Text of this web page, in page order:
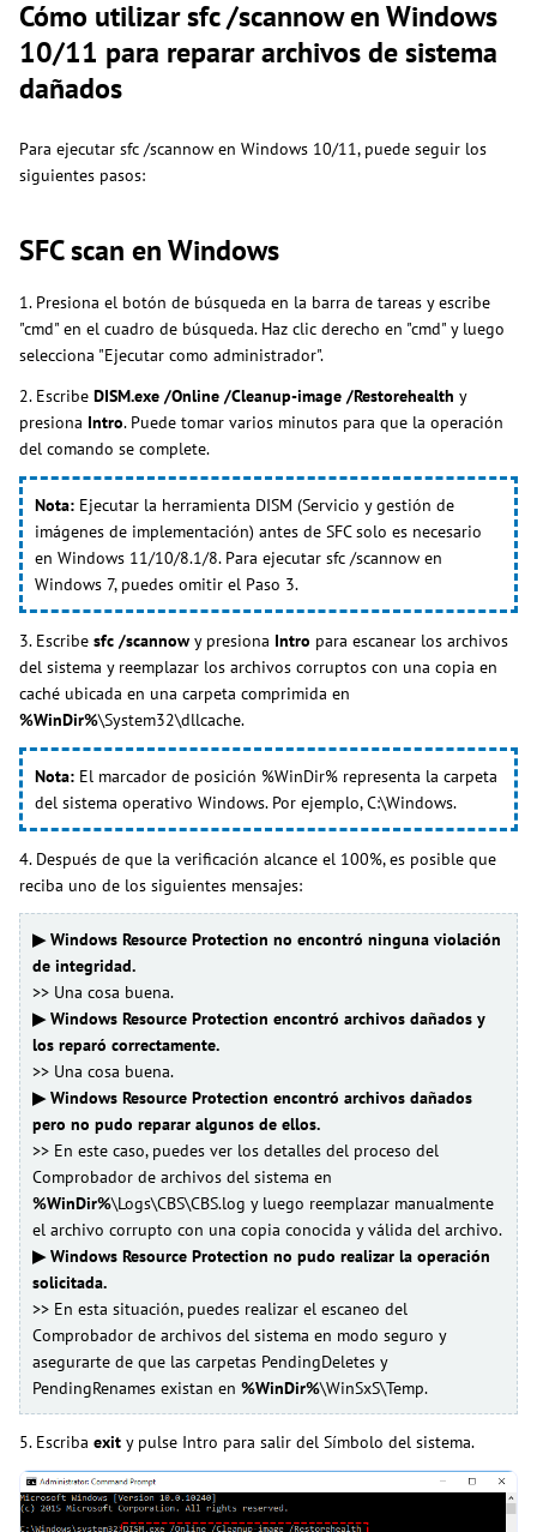
Cómo utilizar sfc /scannow en Windows
10/11 para reparar archivos de sistema
dañados
Para ejecutar sfc /scannow en Windows 10/11, puede seguir los
siguientes pasos:
SFC scan en Windows
1. Presiona el botón de búsqueda en la barra de tareas y escribe
"cmd" en el cuadro de búsqueda. Haz clic derecho en "cmd" y luego
selecciona "Ejecutar como administrador".
2. Escribe DISM.exe /Online /Cleanup-image /Restorehealth y
presiona Intro. Puede tomar varios minutos para que la operación
del comando se complete.
Nota: Ejecutar la herramienta DISM (Servicio y gestión de
imágenes de implementación) antes de SFC solo es necesario
en Windows 11/10/8.1/8. Para ejecutar sfc /scannow en
Windows 7, puedes omitir el Paso 3.
3. Escribe sfc /scannow y presiona Intro para escanear los archivos
del sistema y reemplazar los archivos corruptos con una copia en
caché ubicada en una carpeta comprimida en
%WinDir%\System32\dllcache.
Nota: El marcador de posición %WinDir% representa la carpeta
del sistema operativo Windows. Por ejemplo, C:\Windows.
4. Después de que la verificación alcance el 100%, es posible que
reciba uno de los siguientes mensajes:
▶ Windows Resource Protection no encontró ninguna violación
de integridad.
>> Una cosa buena.
▶ Windows Resource Protection encontró archivos dañados y
los reparó correctamente.
>> Una cosa buena.
▶ Windows Resource Protection encontró archivos dañados
pero no pudo reparar algunos de ellos.
>> En este caso, puedes ver los detalles del proceso del
Comprobador de archivos del sistema en
%WinDir%\Logs\CBS\CBS.log y luego reemplazar manualmente
el archivo corrupto con una copia conocida y válida del archivo.
▶ Windows Resource Protection no pudo realizar la operación
solicitada.
>> En esta situación, puedes realizar el escaneo del
Comprobador de archivos del sistema en modo seguro y
asegurarte de que las carpetas PendingDeletes y
PendingRenames existan en %WinDir%\WinSxS\Temp.
5. Escriba exit y pulse Intro para salir del Símbolo del sistema.